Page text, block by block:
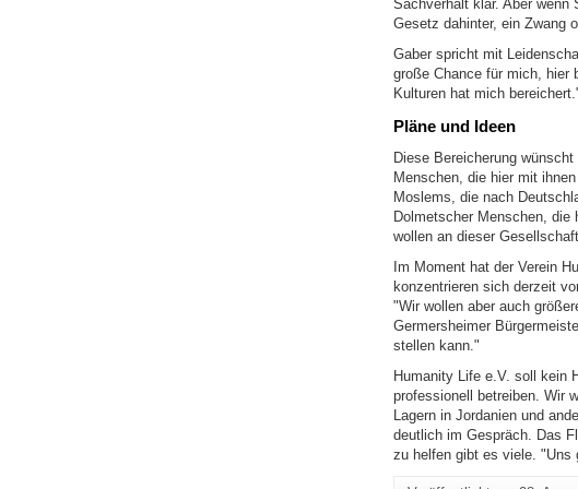
Sachverhalt klar. Aber
Gesetz dahinter, ein Zwang
Gaber spricht mit
große Chance für mich, hier
Kulturen hat mich
Pläne und Ideen
Diese Bereicherung
Menschen, die hier mit
Moslems, die nach
Dolmetscher Menschen, die
wollen an dieser
Im Moment hat der Verein
konzentrieren sich derzeit
"Wir wollen aber auch
Germersheimer
stellen kann."
Humanity Life e.V. soll kein
professionell betreiben. Wir
Lagern in Jordanien und
deutlich im Gespräch. Das
zu helfen gibt es viele. "Uns